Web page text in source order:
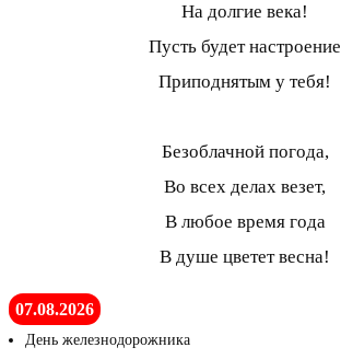
На долгие века!
Пусть будет настроение
Приподнятым у тебя!
Безоблачной погода,
Во всех делах везет,
В любое время года
В душе цветет весна!
07.08.2026
День железнодорожника